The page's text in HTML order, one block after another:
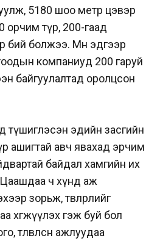
5180 шоо метр цэвэр
орчим түр, 200-гаад
бий болжээ. Мөн эдгээр
компаниуд 200 гаруй
байгуулалтад оролцсон
түшиглэсэн эдийн засгийн
үр ашигтай авч явахад эрчим
байдал хамгийн их
Цаашдаа ч хүнд аж
зорьж, төвлөрлийг
хөгжүүлэх гэж буй бол
төлөвлөсөн ажлуудаа